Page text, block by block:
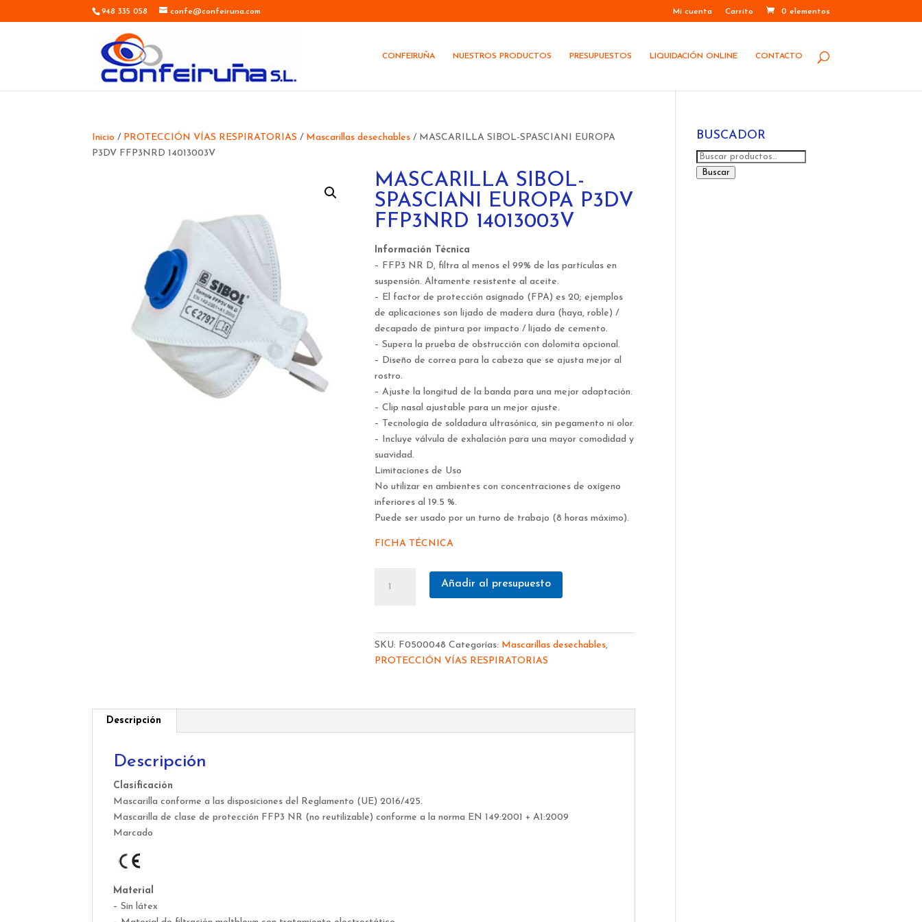
948 335 058 confe@confeiruna.com Mi cuenta Carrito 0 elementos
CONFEIRUÑA NUESTROS PRODUCTOS PRESUPUESTOS LIQUIDACIÓN ONLINE CONTACTO
Inicio / PROTECCIÓN VÍAS RESPIRATORIAS / Mascarillas desechables / MASCARILLA SIBOL-SPASCIANI EUROPA
P3DV FFP3NRD 14013003V
MASCARILLA SIBOL-
SPASCIANI EUROPA P3DV
FFP3NRD 14013003V
Información Técnica
– FFP3 NR D, filtra al menos el 99% de las partículas en
suspensión. Altamente resistente al aceite.
– El factor de protección asignado (FPA) es 20; ejemplos
de aplicaciones son lijado de madera dura (haya, roble) /
decapado de pintura por impacto / lijado de cemento.
– Supera la prueba de obstrucción con dolomita opcional.
– Diseño de correa para la cabeza que se ajusta mejor al
rostro.
– Ajuste la longitud de la banda para una mejor adaptación.
– Clip nasal ajustable para un mejor ajuste.
– Tecnología de soldadura ultrasónica, sin pegamento ni olor.
– Incluye válvula de exhalación para una mayor comodidad y
suavidad.
Limitaciones de Uso
No utilizar en ambientes con concentraciones de oxígeno
inferiores al 19.5 %.
Puede ser usado por un turno de trabajo (8 horas máximo).
FICHA TÉCNICA
MASCARILLA
SIBOL-
P3DV
FFP3NRD
Añadir al presupuesto
SKU: F0500048 Categorías: Mascarillas desechables,
PROTECCIÓN VÍAS RESPIRATORIAS
Descripción
Descripción
Clasificación
Mascarilla conforme a las disposiciones del Reglamento (UE) 2016/425.
Mascarilla de clase de protección FFP3 NR (no reutilizable) conforme a la norma EN 149:2001 + A1:2009
Marcado
Material
– Sin látex
BUSCADOR
Buscar
por:
Buscar